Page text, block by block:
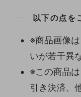
以下の点を
※商品画像
いが若干異
※この商品
引き決済、